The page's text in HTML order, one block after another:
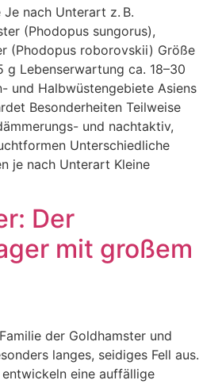
nach Unterart z. B.
(Phodopus sungorus),
(Phodopus roborovskii) Größe
g Lebenserwartung ca. 18–30
und Halbwüstengebiete Asiens
Besonderheiten Teilweise
und nachtaktiv,
Unterschiedliche
je nach Unterart Kleine
Der
mit großem
der Goldhamster und
langes, seidiges Fell aus.
eine auffällige